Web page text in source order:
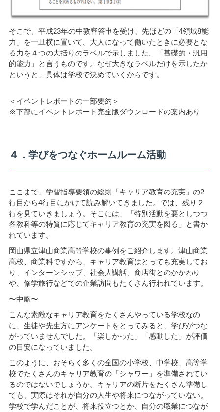
そこで、平成23年の中教審答申を受け、先ほどの「4領域8能
力」を一旦横に置いて、大人になって働いたときに必要とな
る力を４つの大括りのラベルで示しました。「基礎的・汎用
的能力」と言うものです。なぜ大きなラベルだけを示したか
というと、具体は学校で決めていくからです。
＜イベントレポートの一部要約＞
※下部にイベントレポート完全版ダウンロードの案内あり
４．学びをつなぐホームルーム活動
ここまで、学習指導要領の総則「キャリア教育の充実」の2
行目から4行目にかけて読み解いてきました。では、残り２
行を見ていきましょう。そこには、「特別活動を要としつつ
各教科等の特質に応じてキャリア教育の充実を図る」と書か
れています。
岡山県立津山商業高等学校の事例をご紹介します。津山商業
高校、商業科ですから、キャリア教育はとっても充実してお
り、インターンシップ、社会人講話、商店街とのかかわり
や、修学旅行などでの企業訪問もたくさん行われています。
〜中略〜
こんな素敵なキャリア教育をたくさんやっている学校なの
に、生徒や先生方にアンケートをとってみると、学びがつな
がっていませんでした。「楽しかった」「感動した」が評価
の目安になっていました。
このように、おそらく多くの全国の小学校、中学校、高等学
校でたくさんのキャリア教育の「シャワー」を準備されてい
るのではないでしょうか。キャリアの断片をたくさん準備し
ても、実際はそれが自分の人生や将来につながっていない。
学校で学んだことが、将来役立つとか、自分の職業につなが